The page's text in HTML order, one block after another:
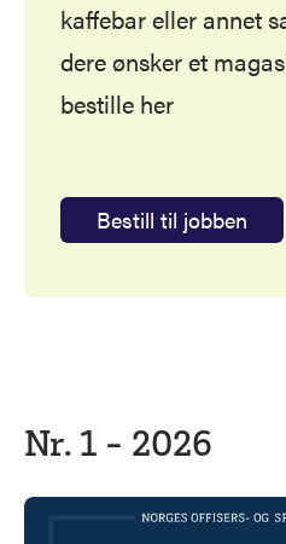
kaffebar eller annet
dere ønsker et
bestille her
Bestill til jobben
Nr. 1 - 2026